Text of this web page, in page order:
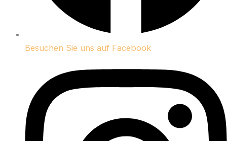
Besuchen Sie uns auf Facebook